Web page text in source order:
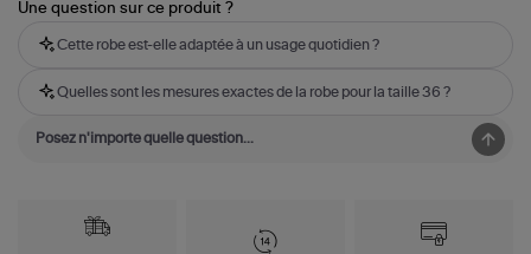
Une question sur ce produit ?
Cette robe est-elle adaptée à un usage quotidien ?
Quelles sont les mesures exactes de la robe pour la taille 36 ?